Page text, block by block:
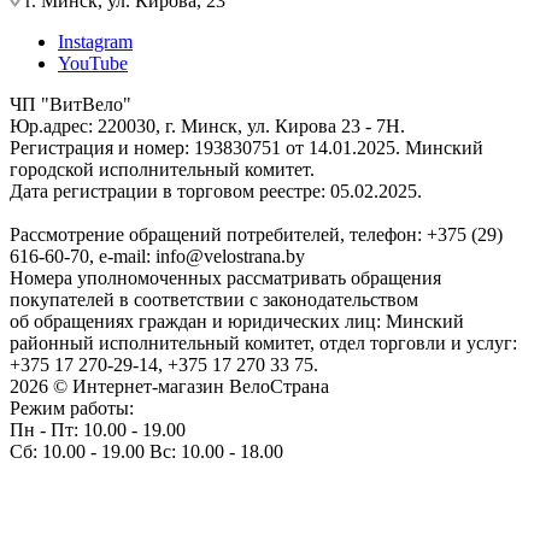
Instagram
YouTube
ЧП "ВитВело"
Юр.адрес: 220030, г. Минск, ул. Кирова 23 - 7Н.
Регистрация и номер: 193830751 от 14.01.2025. Минский
городской исполнительный комитет.
Дата регистрации в торговом реестре: 05.02.2025.
Рассмотрение обращений потребителей, телефон: +375 (29)
616-60-70, e-mail: info@velostrana.by
Номера уполномоченных рассматривать обращения
покупателей в соответствии с законодательством
об обращениях граждан и юридических лиц: Минский
районный исполнительный комитет, отдел торговли и услуг:
+375 17 270-29-14, +375 17 270 33 75.
2026 © Интернет-магазин ВелоСтрана
Режим работы:
Пн - Пт: 10.00 - 19.00
Сб: 10.00 - 19.00 Вс: 10.00 - 18.00